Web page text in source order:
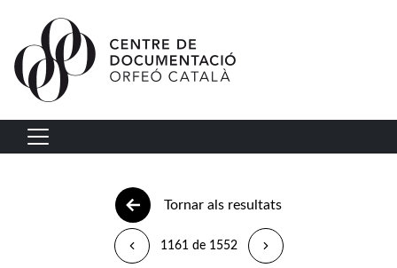
Vés al contingut
Navegació principal
Tornar als resultats
1161 de 1552